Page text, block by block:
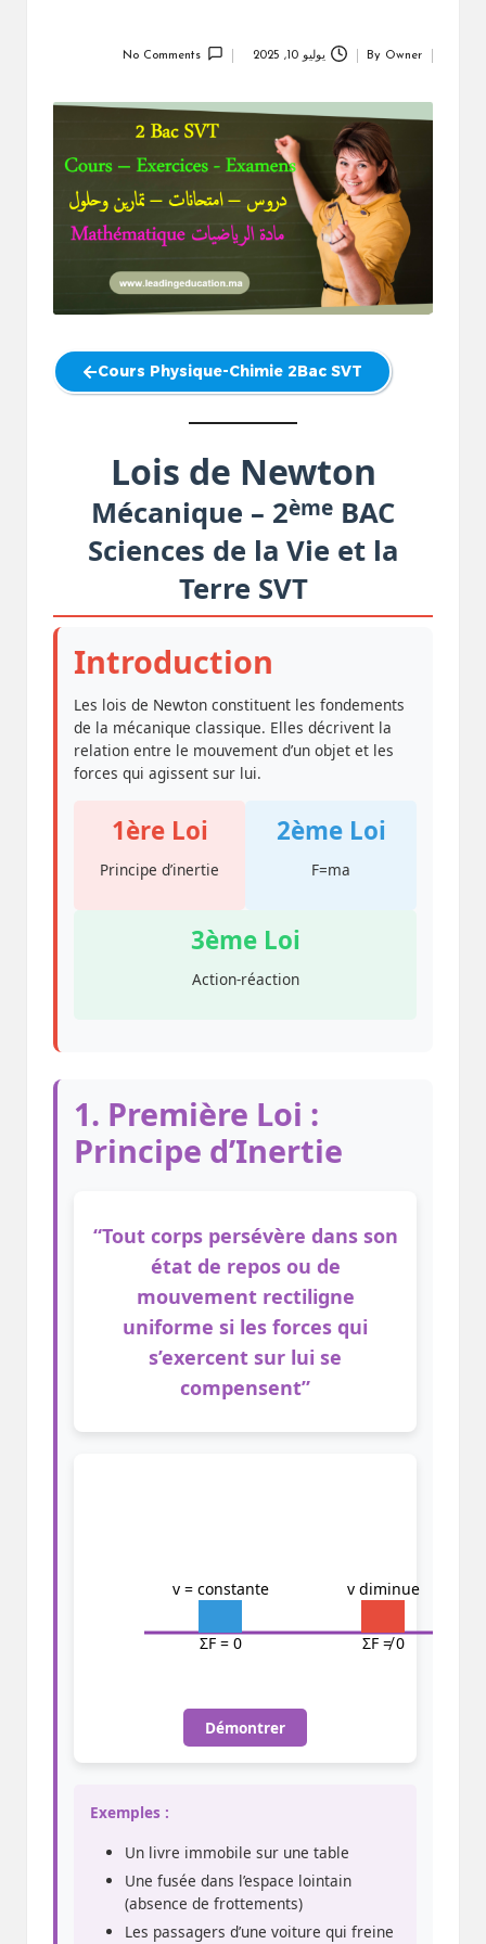
By Owner يوليو 10, 2025 No Comments
Cours Physique-Chimie 2Bac SVT
Lois de Newton
Mécanique – 2ème BAC
Sciences de la Vie et la
Terre SVT
Introduction
Les lois de Newton constituent les fondements
de la mécanique classique. Elles décrivent la
relation entre le mouvement d’un objet et les
forces qui agissent sur lui.
1ère Loi
Principe d’inertie
2ème Loi
F=ma
3ème Loi
Action-réaction
1. Première Loi :
Principe d’Inertie
“Tout corps persévère dans son
état de repos ou de
mouvement rectiligne
uniforme si les forces qui
s’exercent sur lui se
compensent”
v = constante
ΣF = 0
v diminue
ΣF ≠ 0
Démontrer
Exemples :
Un livre immobile sur une table
Une fusée dans l’espace lointain
(absence de frottements)
Les passagers d’une voiture qui freine